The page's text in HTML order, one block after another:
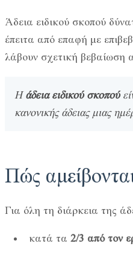
Άδεια ειδικού σκοπού
έπειτα από επαφή με
λάβουν σχετική βεβαίωση
Ηάδεια ειδικού σκοπού
κανονικής άδειας μιας
Πώς
Για όλη τη διάρκεια της
κατά τα 2/3 από τον